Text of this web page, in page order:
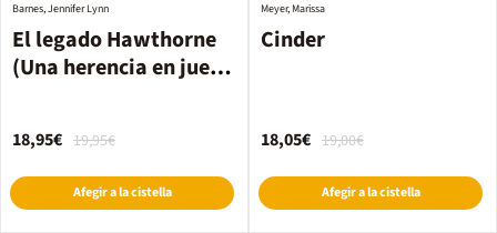
El legado Hawthorne
(Una herencia en juego
Barnes, Jennifer Lynn
19,95€
18,95€
Afegir a la cistella
Cinder
Meyer, Marissa
19,00€
18,05€
Afegir a la cistella